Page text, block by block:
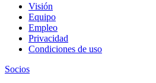
Visión
Equipo
Empleo
Privacidad
Condiciones de uso
Socios